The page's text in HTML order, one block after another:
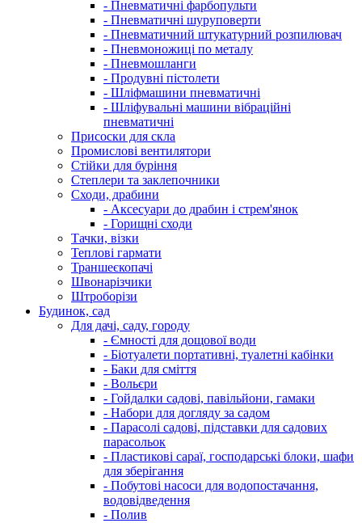
- Пневматичні фарбопульти
- Пневматичні шуруповерти
- Пневматичний штукатурний розпилювач
- Пневмоножиці по металу
- Пневмошланги
- Продувні пістолети
- Шліфмашини пневматичні
- Шліфувальні машини вібраційні
пневматичні
Присоски для скла
Промислові вентилятори
Стійки для буріння
Степлери та заклепочники
Сходи, драбини
- Аксесуари до драбин і стрем'янок
- Горищні сходи
Тачки, візки
Теплові гармати
Траншеєкопачі
Швонарізчики
Штроборізи
Будинок, сад
Для дачі, саду, городу
- Ємності для дощової води
- Біотуалети портативні, туалетні кабінки
- Баки для сміття
- Вольєри
- Гойдалки садові, павільйони, гамаки
- Набори для догляду за садом
- Парасолі садові, підставки для садових
парасольок
- Пластикові сараї, господарські блоки, шафи
для зберігання
- Побутові насоси для водопостачання,
водовідведення
- Полив